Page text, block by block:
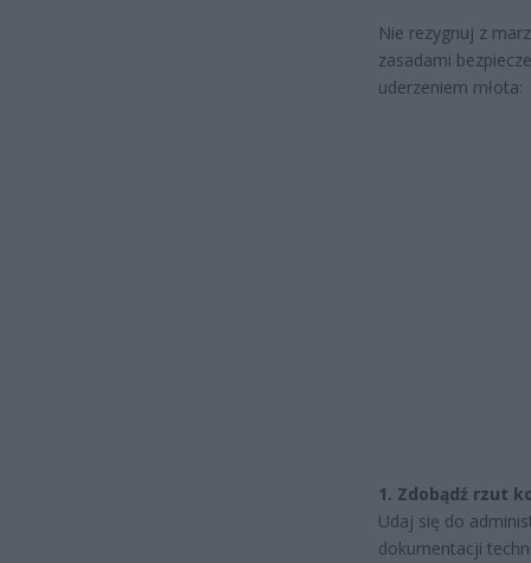
Nie rezygnuj z
zasadami
uderzeniem młota:
1. Zdobądź rzut
Udaj się do
dokumentacji